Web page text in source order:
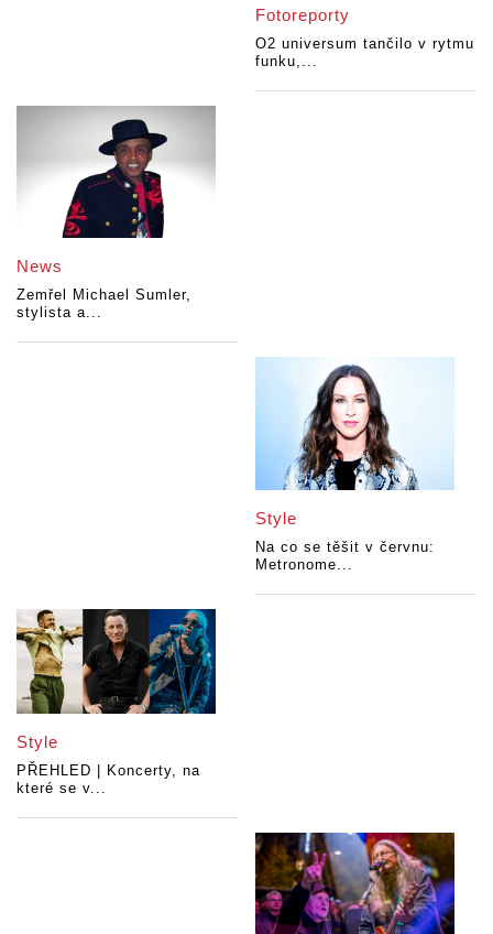
Fotoreporty
O2 universum tančilo v rytmu
funku,...
News
Zemřel Michael Sumler,
stylista a...
Style
Na co se těšit v červnu:
Metronome...
Style
PŘEHLED | Koncerty, na
které se v...